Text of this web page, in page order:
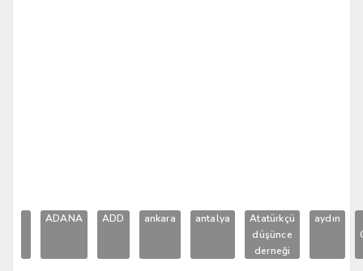
ADANA ADD ankara antalya
Atatürkçü
düşünce
derneği
aydın